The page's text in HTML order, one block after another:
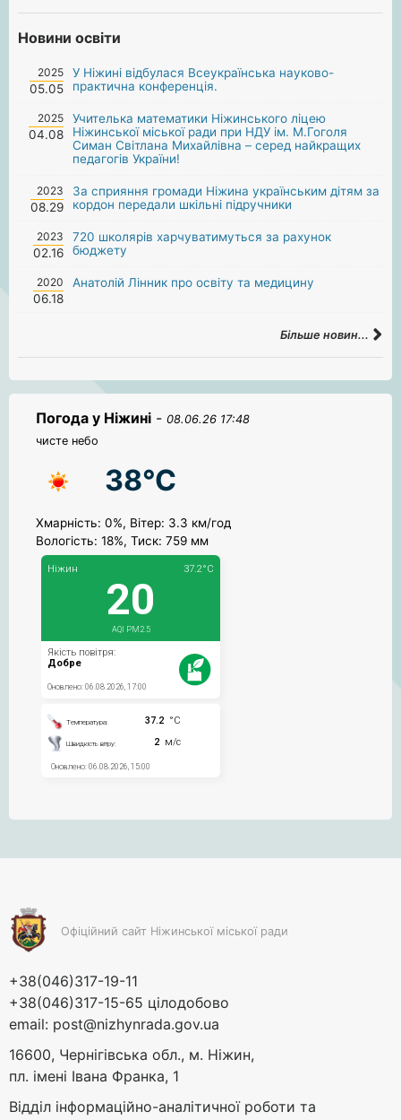
Новини освіти
2025
05.05
У Ніжині відбулася Всеукраїнська науково-
практична конференція.
2025
04.08
Учителька математики Ніжинського ліцею
Ніжинської міської ради при НДУ ім. М.Гоголя
Симан Світлана Михайлівна – серед найкращих
педагогів України!
2023
08.29
За сприяння громади Ніжина українським дітям за
кордон передали шкільні підручники
2023
02.16
720 школярів харчуватимуться за рахунок
бюджету
2020
06.18
Анатолій Лінник про освіту та медицину
Більше новин...
Погода у Ніжині - 08.06.26 17:48
чисте небо
38°C
Хмарність: 0%, Вітер: 3.3 км/год
Вологість: 18%, Тиск: 759 мм
Офіційний сайт Ніжинської міської ради
+38(046)317-19-11
+38(046)317-15-65 цілодобово
email: post@nizhynrada.gov.ua
16600, Чернігівська обл., м. Ніжин,
пл. імені Івана Франка, 1
Відділ інформаційно-аналітичної роботи та